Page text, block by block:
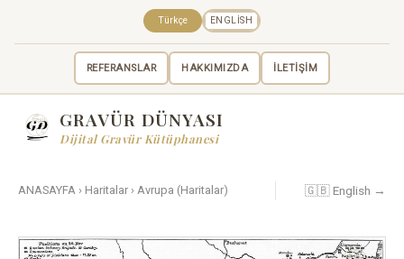
REFERANSLAR HAKKIMIZDA İLETİŞİM
Türkçe ENGLISH
GRAVÜR DÜNYASI
Dijital Gravür Kütüphanesi
ANASAYFA › Haritalar › Avrupa (Haritalar) 🇬🇧 English →